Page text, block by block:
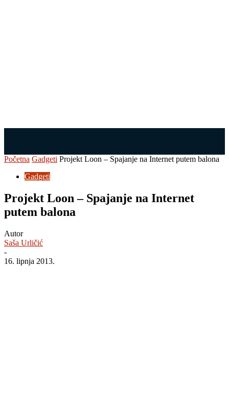
Početna Gadgeti Projekt Loon – Spajanje na Internet putem balona
Gadgeti
Projekt Loon – Spajanje na Internet
putem balona
Autor
Saša Urličić
-
16. lipnja 2013.